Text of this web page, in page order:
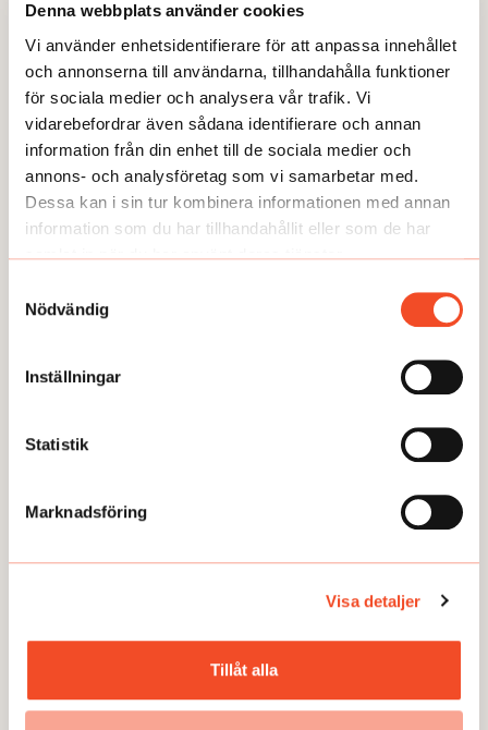
Denna webbplats använder cookies
Vi använder enhetsidentifierare för att anpassa innehållet
och annonserna till användarna, tillhandahålla funktioner
för sociala medier och analysera vår trafik. Vi
vidarebefordrar även sådana identifierare och annan
information från din enhet till de sociala medier och
annons- och analysföretag som vi samarbetar med.
Dessa kan i sin tur kombinera informationen med annan
information som du har tillhandahållit eller som de har
samlat in när du har använt deras tjänster.
Nödvändig
Inställningar
Statistik
Marknadsföring
Visa detaljer
Tillåt alla
Här kan du läsa några av våra
temaartiklar och granskningar.
Utmattningssyndrom –
F43.8A – försvinner
TEMA Konstant
GUIDEN